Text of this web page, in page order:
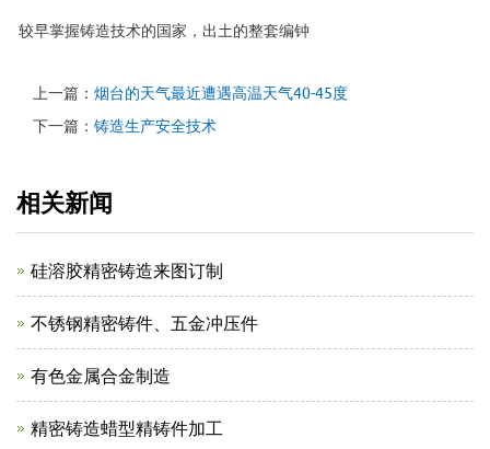
较早掌握铸造技术的国家，出土的整套编钟
上一篇： 烟台的天气最近遭遇高温天气40-45度
下一篇： 铸造生产安全技术
相关新闻
硅溶胶精密铸造来图订制
不锈钢精密铸件、五金冲压件
有色金属合金制造
精密铸造蜡型精铸件加工